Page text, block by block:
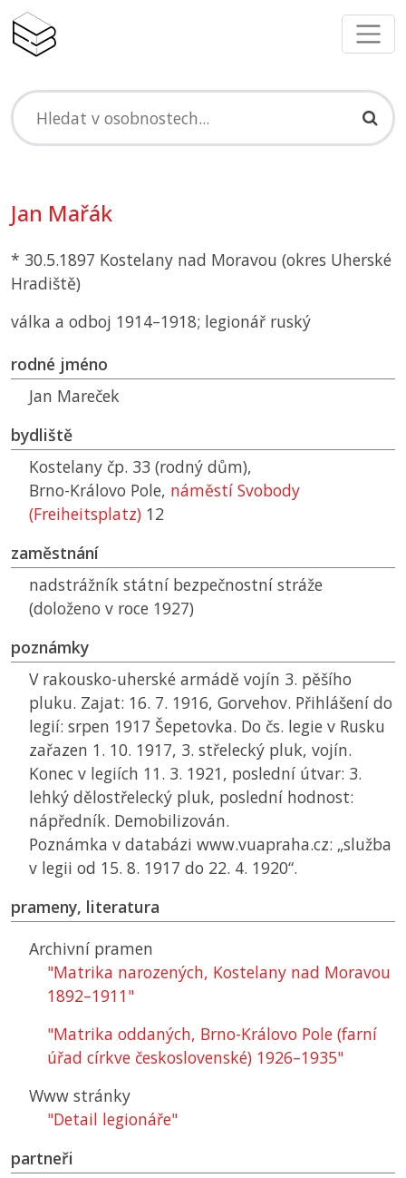
Jan Mařák
* 30.5.1897 Kostelany nad Moravou (okres Uherské
Hradiště)
válka a odboj 1914–1918; legionář ruský
rodné jméno
Jan Mareček
bydliště
Kostelany čp. 33 (rodný dům),
Brno-Královo Pole, náměstí Svobody
(Freiheitsplatz) 12
zaměstnání
nadstrážník státní bezpečnostní stráže
(doloženo v roce 1927)
poznámky
V rakousko-uherské armádě vojín 3. pěšího
pluku. Zajat: 16. 7. 1916, Gorvehov. Přihlášení do
legií: srpen 1917 Šepetovka. Do čs. legie v Rusku
zařazen 1. 10. 1917, 3. střelecký pluk, vojín.
Konec v legiích 11. 3. 1921, poslední útvar: 3.
lehký dělostřelecký pluk, poslední hodnost:
nápředník. Demobilizován.
Poznámka v databázi www.vuapraha.cz: „služba
v legii od 15. 8. 1917 do 22. 4. 1920“.
prameny, literatura
Archivní pramen
"Matrika narozených, Kostelany nad Moravou
1892–1911"
"Matrika oddaných, Brno-Královo Pole (farní
úřad církve československé) 1926–1935"
Www stránky
"Detail legionáře"
partneři